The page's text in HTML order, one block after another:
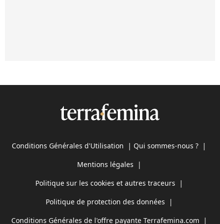
Conditions Générales d'Utilisation | Qui sommes-nous ? |
Mentions légales |
Politique sur les cookies et autres traceurs |
Politique de protection des données |
Conditions Générales de l'offre payante Terrafemina.com |